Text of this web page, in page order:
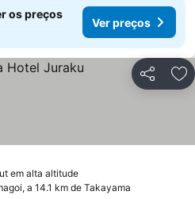
os preços
Ver preços
Partilhar
em alta altitude
a 14.1 km de Takayama